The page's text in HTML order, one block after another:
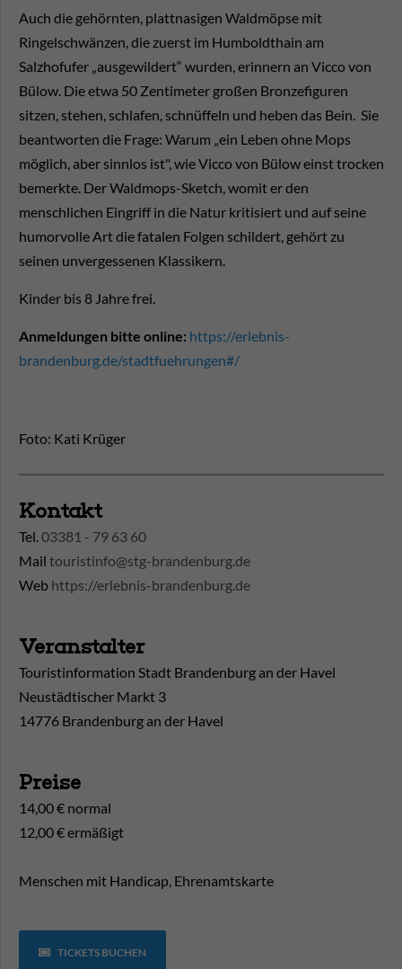
Auch die gehörnten, plattnasigen Waldmöpse mit
Ringelschwänzen, die zuerst im Humboldthain am
Salzhofufer „ausgewildert“ wurden, erinnern an Vicco von
Bülow. Die etwa 50 Zentimeter großen Bronzefiguren
sitzen, stehen, schlafen, schnüffeln und heben das Bein. Sie
beantworten die Frage: Warum „ein Leben ohne Mops
möglich, aber sinnlos ist", wie Vicco von Bülow einst trocken
bemerkte. Der Waldmops-Sketch, womit er den
menschlichen Eingriff in die Natur kritisiert und auf seine
humorvolle Art die fatalen Folgen schildert, gehört zu
seinen unvergessenen Klassikern.
Kinder bis 8 Jahre frei.
Anmeldungen bitte online: https://erlebnis-
brandenburg.de/stadtfuehrungen#/
Foto: Kati Krüger
Kontakt
Tel.03381 - 79 63 60
Mail touristinfo@stg-brandenburg.de
Web https://erlebnis-brandenburg.de
Veranstalter
Touristinformation Stadt Brandenburg an der Havel
Neustädtischer Markt 3
14776 Brandenburg an der Havel
Preise
14,00 € normal
12,00 € ermäßigt
Menschen mit Handicap, Ehrenamtskarte
TICKETS BUCHEN